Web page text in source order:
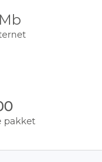
Mb
pakket